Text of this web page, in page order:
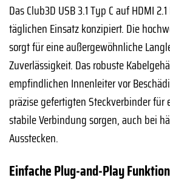
Das Club3D USB 3.1 Typ C auf HDMI
täglichen Einsatz konzipiert. Die
sorgt für eine außergewöhnliche
Zuverlässigkeit. Das robuste
empfindlichen Innenleiter vor
präzise gefertigten Steckverbinder für
stabile Verbindung sorgen, auch bei
Ausstecken.
Einfache Plug-and-Play